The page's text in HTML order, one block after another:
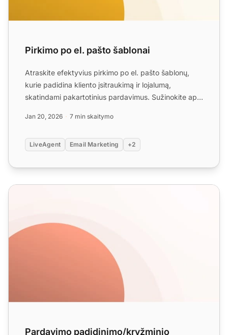
Pirkimo po el. pašto šablonai
Atraskite efektyvius pirkimo po el. pašto šablonų,
kurie padidina kliento įsitraukimą ir lojalumą,
skatindami pakartotinius pardavimus. Sužinokite apie
Jan 20, 2026 7 min skaitymo
LiveAgent Email Marketing +2
Pardavimo padidinimo/kryžminio pardavimo el. pašto
Pardavimo padidinimo/kryžminio